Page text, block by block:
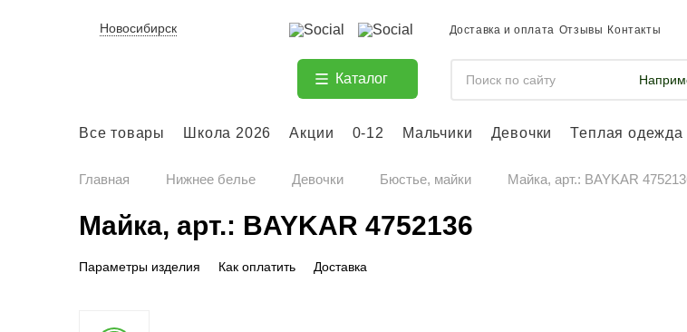
Новосибирск Доставка и оплата Отзывы Контакты
Каталог
Все товары Школа 2026 Акции 0-12 Мальчики Девочки Теплая одежда
Главная Нижнее белье Девочки Бюстье, майки Майка, арт.: BAYKAR
Майка, арт.: BAYKAR 4752136
Параметры изделия Как оплатить Доставка